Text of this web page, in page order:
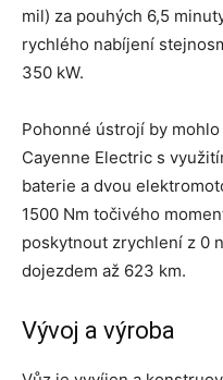
mil) za pouhých 6,5
rychlého nabíjení
350 kW.
Pohonné ústrojí by
Cayenne Electric s
baterie a dvou
1500 Nm točivého
poskytnout zrychlení z 0
dojezdem až 623 km.
Vývoj a výroba